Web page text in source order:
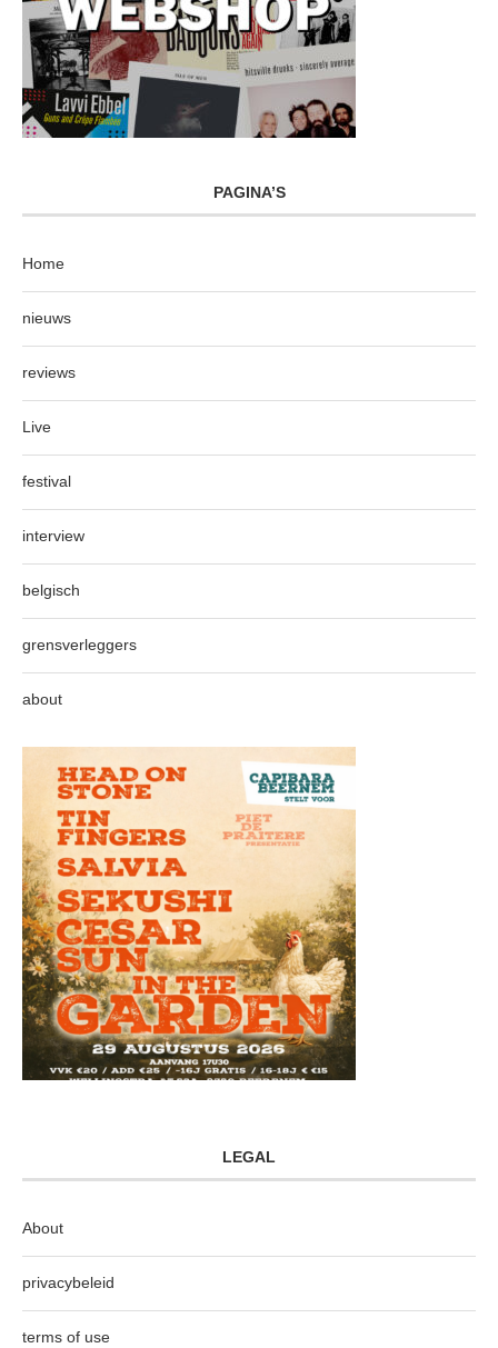
PAGINA’S
Home
nieuws
reviews
Live
festival
interview
belgisch
grensverleggers
about
LEGAL
About
privacybeleid
terms of use